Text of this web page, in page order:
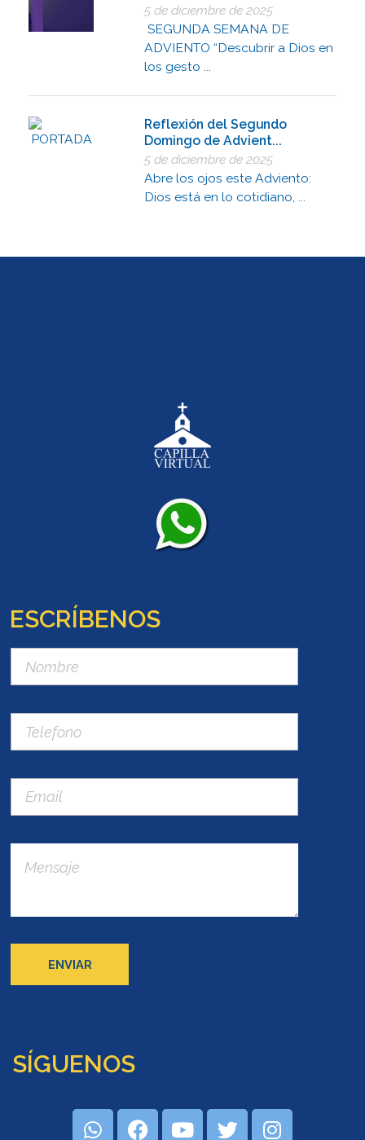
5 de diciembre de 2025
SEGUNDA SEMANA DE
ADVIENTO “Descubrir a Dios en
los gesto ...
Reflexión del Segundo
Domingo de Advient...
5 de diciembre de 2025
Abre los ojos este Adviento:
Dios está en lo cotidiano, ...
ESCRÍBENOS
SÍGUENOS